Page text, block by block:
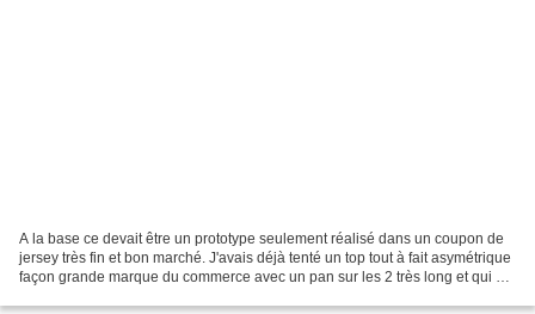
A la base ce devait être un prototype seulement réalisé dans un coupon de
jersey très fin et bon marché. J'avais déjà tenté un top tout à fait asymétrique
façon grande marque du commerce avec un pan sur les 2 très long et qui se